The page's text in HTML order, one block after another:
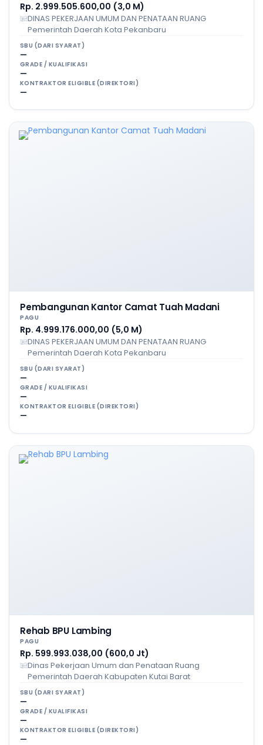
Rp. 2.999.505.600,00 (3,0 M)
DINAS PEKERJAAN UMUM DAN PENATAAN RUANG
Pemerintah Daerah Kota Pekanbaru
SBU (DARI SYARAT)
—
GRADE / KUALIFIKASI
—
KONTRAKTOR ELIGIBLE (DIREKTORI)
—
Pembangunan Kantor Camat Tuah Madani
PAGU
Rp. 4.999.176.000,00 (5,0 M)
DINAS PEKERJAAN UMUM DAN PENATAAN RUANG
Pemerintah Daerah Kota Pekanbaru
SBU (DARI SYARAT)
—
GRADE / KUALIFIKASI
—
KONTRAKTOR ELIGIBLE (DIREKTORI)
—
Rehab BPU Lambing
PAGU
Rp. 599.993.038,00 (600,0 Jt)
Dinas Pekerjaan Umum dan Penataan Ruang
Pemerintah Daerah Kabupaten Kutai Barat
SBU (DARI SYARAT)
—
GRADE / KUALIFIKASI
—
KONTRAKTOR ELIGIBLE (DIREKTORI)
—